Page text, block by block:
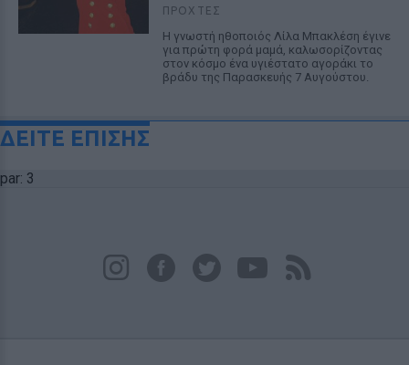
ΠΡΟΧΤΈΣ
Η γνωστή ηθοποιός Λίλα Μπακλέση έγινε
για πρώτη φορά μαμά, καλωσορίζοντας
στον κόσμο ένα υγιέστατο αγοράκι το
βράδυ της Παρασκευής 7 Αυγούστου.
ΔΕΙΤΕ ΕΠΙΣΗΣ
par: 3